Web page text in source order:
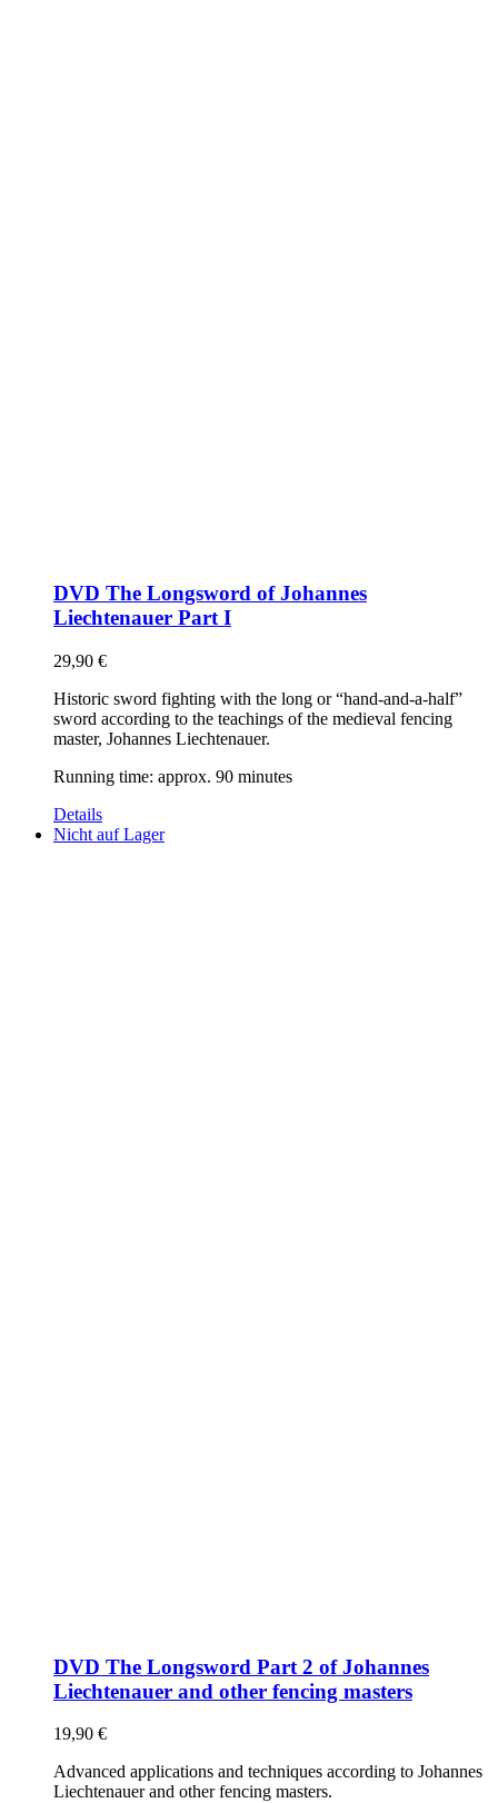
DVD The Longsword of Johannes
Liechtenauer Part I
29,90 €
Historic sword fighting with the long or “hand-and-a-half”
sword according to the teachings of the medieval fencing
master, Johannes Liechtenauer.
Running time: approx. 90 minutes
Details
Nicht auf Lager
DVD The Longsword Part 2 of Johannes
Liechtenauer and other fencing masters
19,90 €
Advanced applications and techniques according to Johannes
Liechtenauer and other fencing masters.